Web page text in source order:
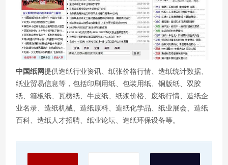
中国纸网提供造纸行业资讯、纸张价格行情、造纸统计数据、
纸业贸易信息等，包括印刷用纸、包装用纸、铜版纸、双胶
纸、箱板纸、瓦楞纸、牛皮纸、纸浆价格、废纸行情、造纸企
业名录、造纸机械、造纸原料、造纸化学品、纸业展会、造纸
百科、造纸人才招聘、纸业论坛、造纸环保设备等。